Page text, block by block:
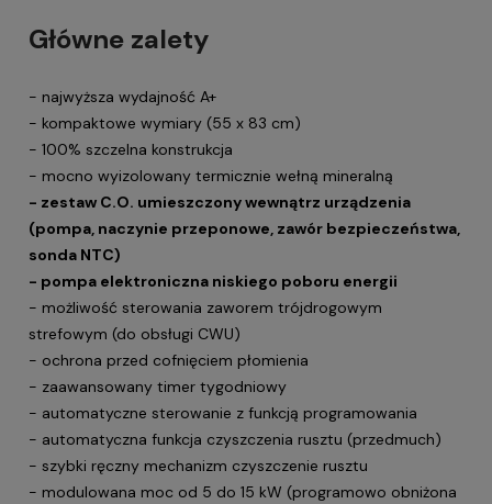
Główne zalety
- najwyższa wydajność A+
- kompaktowe wymiary (55 x 83 cm)
- 100% szczelna konstrukcja
- mocno wyizolowany termicznie wełną mineralną
- zestaw C.O. umieszczony wewnątrz urządzenia
(pompa, naczynie przeponowe, zawór bezpieczeństwa,
sonda NTC)
- pompa elektroniczna niskiego poboru energii
- możliwość sterowania zaworem trójdrogowym
strefowym (do obsługi CWU)
- ochrona przed cofnięciem płomienia
- zaawansowany timer tygodniowy
- automatyczne sterowanie z funkcją programowania
- automatyczna funkcja czyszczenia rusztu (przedmuch)
- szybki ręczny mechanizm czyszczenie rusztu
- modulowana moc od 5 do 15 kW (programowo obniżona